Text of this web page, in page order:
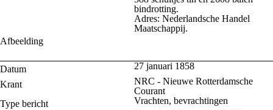
bindrotting.
Adres: Nederlandsche Handel
Maatschappij.
Afbeelding
Datum
27 januari 1858
Krant
NRC - Nieuwe Rotterdamsche
Courant
Type bericht
Vrachten, bevrachtingen